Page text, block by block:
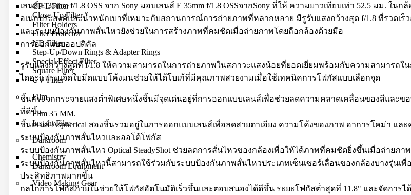
CP-L Filter
Close-Up Filter
Filter Holders
Filter Protector
ND Filter
Step-Up/Down Rings & Adapter Rings
Special Effect Filter
Square Filter
UV Filter
Film
Film 35 MM.
Instant Film
Darkroom
Chemistry
Darkroom Equipment
Video Making Gear
เลนส์ E 35mm f/1.8 OSS จาก Sony มอบเลนส์ E 35mm f/1.8 OSSจากSony ที่ให้ ความยาวเทียบเท่า 52.5 มม. ในก
อเนกประสงค์และน้ำหนักเบาที่เหมาะกับสถานการณ์การถ่ายภาพที่หลากหลาย มีรูรับแสงกว้างสุด f/1.8 ที่รวดเ
และระบบป้องกันภาพสั่นไหวยังช่วยในการสร้างภาพที่คมชัดเมื่อถ่ายภาพโดยถือกล้องด้วยมือ
การออกแบบออปติคัล
รูรับแสงกว้างสุดที่ f/1.8 ให้ความสามารถในการถ่ายภาพในสภาวะแสงน้อยที่ยอดเยี่ยมพร้อมกับความสามารถใ
ไดอะแฟรมเจ็ดใบมีดแบบโค้งมนช่วยให้ได้โบเก้ที่มีคุณภาพสวยงามเมื่อใช้เทคนิคการโฟกัสแบบเลือกจุด
ชิ้นกระจกกระจายแสงต่ำพิเศษหนึ่งชิ้นมีจุดเด่นอยู่ที่การออกแบบเลนส์เพื่อช่วยลดความคลาดเคลื่อนของสีและข
ที่ดีขึ้น
ชิ้นเลนส์ Aspherical สองชิ้นรวมอยู่ในการออกแบบเลนส์เพื่อลดสายตาเอียง ความโค้งของภาพ อาการโคม่า แล
ระบบป้องกันภาพสั่นไหวและออโต้โฟกัส
ระบบป้องกันภาพสั่นไหว Optical SteadyShot ช่วยลดการสั่นไหวของกล้องเพื่อให้ได้ภาพที่คมชัดยิ่งขึ้นเมื่อถ่ายภ
ระบบป้องกันภาพสั่นไหวนี้สามารถใช้ร่วมกับระบบป้องกันภาพสั่นไหวประเภทเซ็นเซอร์เลื่อนของกล้องบางรุ่นเ
ประสิทธิภาพมากขึ้น
กลไกการโฟกัสภายในช่วยให้โฟกัสอัตโนมัติเร็วขึ้นและตอบสนองได้ดีขึ้น ระยะโฟกัสต่ำสุดที่ 11.8" และจัดการไ